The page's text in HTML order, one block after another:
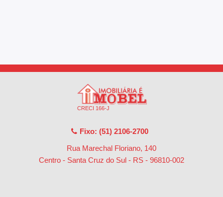
CRECI 166-J
Fixo: (51) 2106-2700
Rua Marechal Floriano, 140
Centro - Santa Cruz do Sul - RS - 96810-002